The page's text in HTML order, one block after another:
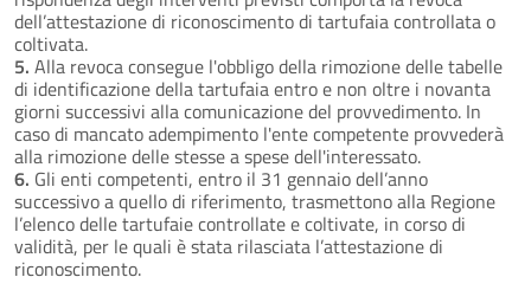
dell’attestazione di riconoscimento di tartufaia controllata o
coltivata.
5. Alla revoca consegue l'obbligo della rimozione delle tabelle
di identificazione della tartufaia entro e non oltre i novanta
giorni successivi alla comunicazione del provvedimento. In
caso di mancato adempimento l'ente competente provvederà
alla rimozione delle stesse a spese dell'interessato.
6. Gli enti competenti, entro il 31 gennaio dell’anno
successivo a quello di riferimento, trasmettono alla Regione
l’elenco delle tartufaie controllate e coltivate, in corso di
validità, per le quali è stata rilasciata l’attestazione di
riconoscimento.